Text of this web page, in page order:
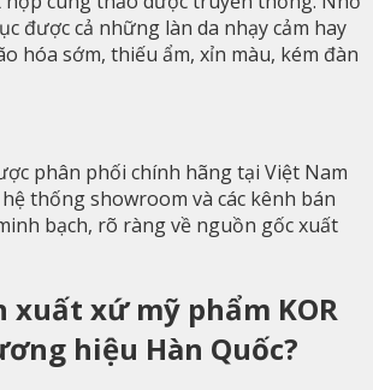
được cả những làn da nhạy cảm hay
hóa sớm, thiếu ẩm, xỉn màu, kém đàn
phân phối chính hãng tại Việt Nam
thống showroom và các kênh bán
bạch, rõ ràng về nguồn gốc xuất
xuất xứ mỹ phẩm KOR
hiệu Hàn Quốc?